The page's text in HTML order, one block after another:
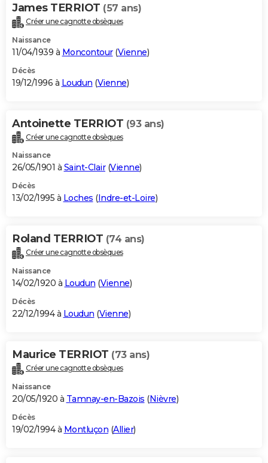
James TERRIOT (57 ans)
Créer une cagnotte obsèques
Naissance
11/04/1939 à Moncontour(Vienne)
Décès
19/12/1996 à Loudun (Vienne)
Antoinette TERRIOT (93 ans)
Créer une cagnotte obsèques
Naissance
26/05/1901 à Saint-Clair(Vienne)
Décès
13/02/1995 à Loches (Indre-et-Loire)
Roland TERRIOT (74 ans)
Créer une cagnotte obsèques
Naissance
14/02/1920 à Loudun (Vienne)
Décès
22/12/1994 à Loudun (Vienne)
Maurice TERRIOT (73 ans)
Créer une cagnotte obsèques
Naissance
20/05/1920 à Tamnay-en-Bazois (Nièvre)
Décès
19/02/1994 à Montluçon (Allier)